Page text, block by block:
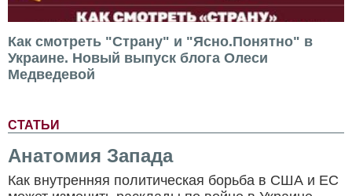
Как смотреть "Страну" и "Ясно.Понятно" в
Украине. Новый выпуск блога Олеси
Медведевой
СТАТЬИ
Анатомия Запада
Как внутренняя политическая борьба в США и ЕС